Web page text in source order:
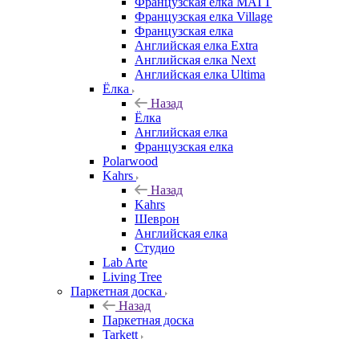
Французская елка Village
Французская елка
Английская елка Extra
Английская елка Next
Английская елка Ultima
Ёлка
Назад
Ёлка
Английская елка
Французская елка
Polarwood
Kahrs
Назад
Kahrs
Шеврон
Английская елка
Студио
Lab Arte
Living Tree
Паркетная доска
Назад
Паркетная доска
Tarkett